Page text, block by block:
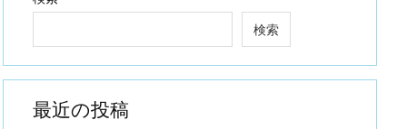
検索
最近の投稿